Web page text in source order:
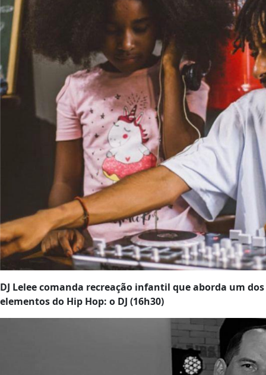
DJ Lelee comanda recreação infantil que aborda um dos
elementos do Hip Hop: o DJ (16h30)